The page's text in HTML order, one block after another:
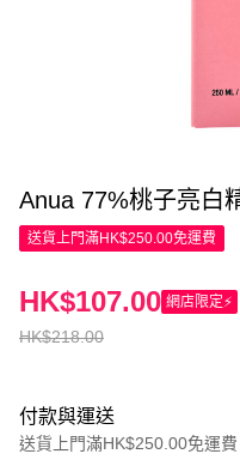
Anua 77%桃子
送貨上門滿HK$250.00免運費
HK$218.00
HK$107.00 網店限定⚡
付款與運送
送貨上門滿HK$250.00免運費